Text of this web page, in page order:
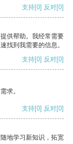
支持[0] 反对[0]
供帮助。我经常需要
找到我需要的信息。
支持[0] 反对[0]
求。
支持[0] 反对[0]
地学习新知识，拓宽